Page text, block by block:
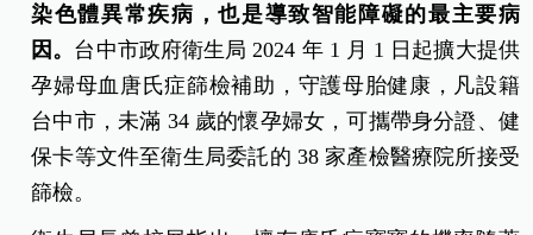
染色體異常疾病，也是導致智能障礙的最主要病
因。 台中市政府衛生局 2024 年 1 月 1 日起擴大提供
孕婦母血唐氏症篩檢補助，守護母胎健康，凡設籍
台中市，未滿 34 歲的懷孕婦女，可攜帶身分證、健
保卡等文件至衛生局委託的 38 家產檢醫療院所接受
篩檢。